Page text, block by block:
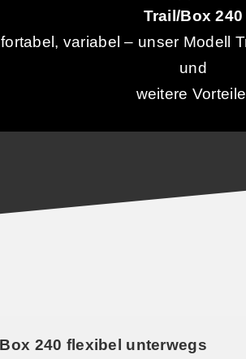
Trail/Box 240
variabel – unser Modell
und
weitere
240 flexibel unterwegs